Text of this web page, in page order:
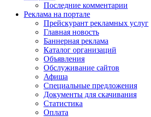
Последние комментарии
Реклама на портале
Прейскурант рекламных услуг
Главная новость
Баннерная реклама
Каталог организаций
Объявления
Обслуживание сайтов
Афиша
Специальные предложения
Документы для скачивания
Статистика
Оплата